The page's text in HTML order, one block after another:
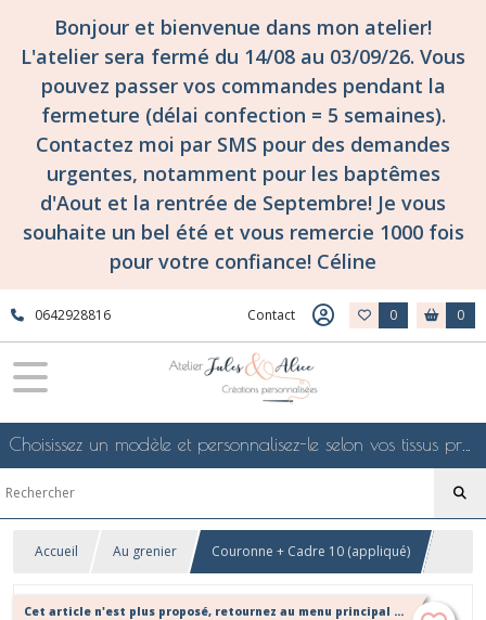
Bonjour et bienvenue dans mon atelier!
L'atelier sera fermé du 14/08 au 03/09/26. Vous
pouvez passer vos commandes pendant la
fermeture (délai confection = 5 semaines).
Contactez moi par SMS pour des demandes
urgentes, notamment pour les baptêmes
d'Aout et la rentrée de Septembre! Je vous
souhaite un bel été et vous remercie 1000 fois
pour votre confiance! Céline
0642928816 Contact 0 0
Choisissez un modèle et personnalisez-le selon vos tissus préférés de mes collections en ligne, je le confectionnerai selon vos souhaits
Accueil Au grenier Couronne + Cadre 10 (appliqué)
Cet article n'est plus proposé, retournez au menu principal ou contactez moi!